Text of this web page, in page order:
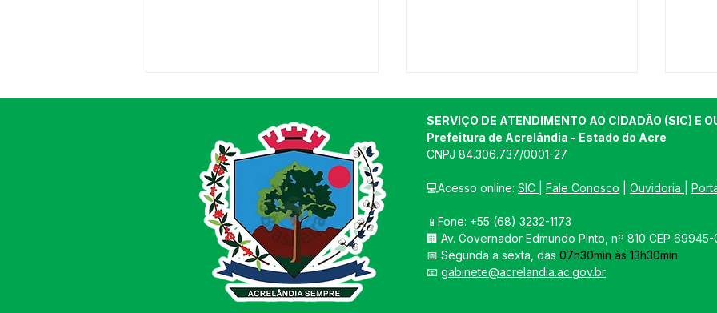
Concorrência 008/2025 -
Aviso de Licitação
Concorrência 007/2025 -
Aviso de Licitação
SERVIÇO DE ATENDIMENTO AO CIDADÃO (SIC) E
Prefeitura de Acrelândia - Estado do Acre
CNPJ 84.306.737/0001-27
💻Acesso online: SIC Fale Conosco Ouvidoria
📱Fone: +55 (68) 3232-1173
🏢 Av. Governador Edmundo Pinto, nº 810 CEP
📅 Segunda a sexta, das 07h30min às 13h30min
📧 gabinete@acrelandia.ac.gov.br